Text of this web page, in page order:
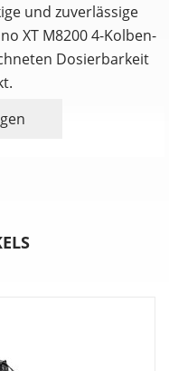
und zuverlässige
XT M8200 4-Kolben-
Dosierbarkeit
Performance
auf kleine Stöße?